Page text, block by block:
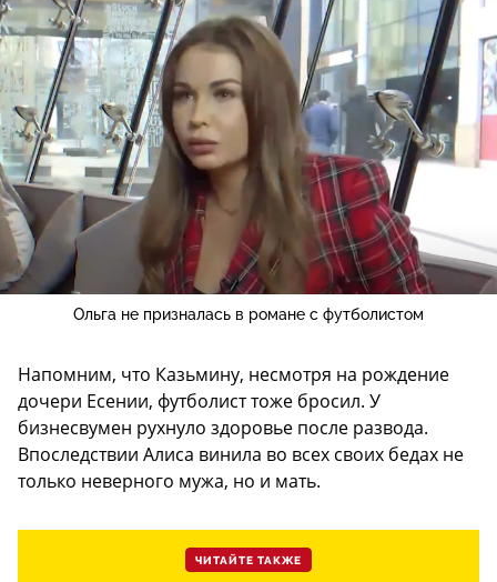
Ольга не призналась в романе с футболистом
Напомним, что Казьмину, несмотря на рождение
дочери Есении, футболист тоже бросил. У
бизнесвумен рухнуло здоровье после развода.
Впоследствии Алиса винила во всех своих бедах не
только неверного мужа, но и мать.
ЧИТАЙТЕ ТАКЖЕ